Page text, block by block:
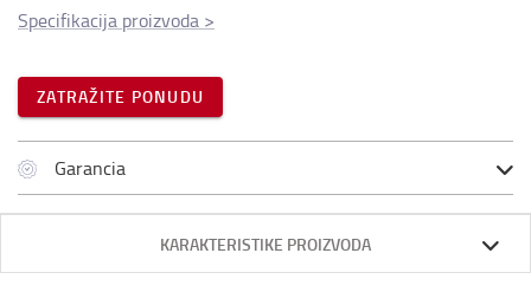
Specifikacija proizvoda >
ZATRAŽITE PONUDU
Garancia
KARAKTERISTIKE PROIZVODA